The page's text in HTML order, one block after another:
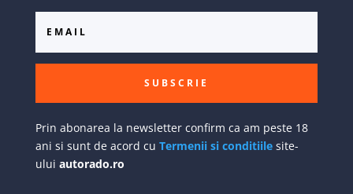
SUBSCRIE
Prin abonarea la newsletter confirm ca am peste 18
ani si sunt de acord cu Termenii si conditiilesite-
ului autorado.ro